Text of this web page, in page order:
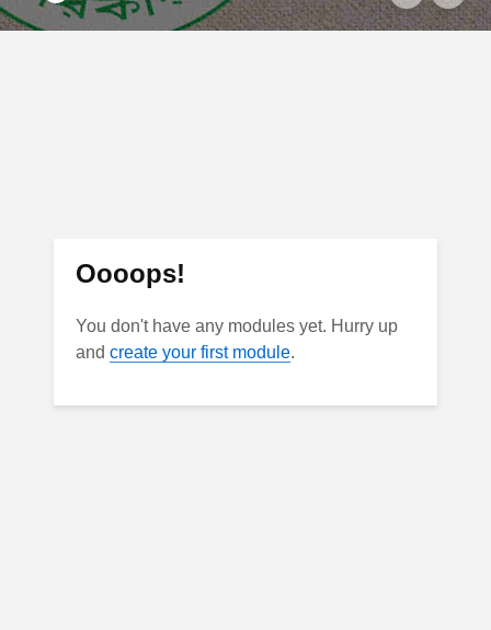
Oooops!
You don't have any modules yet. Hurry up
and create your first module.